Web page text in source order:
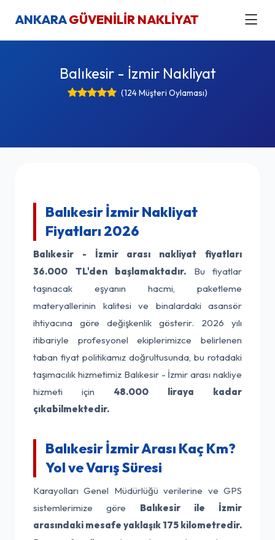
ANKARAGÜVENİLİR NAKLİYAT
Balıkesir - İzmir Nakliyat
(124 Müşteri Oylaması)
Balıkesir İzmir Nakliyat
Fiyatları 2026
Balıkesir - İzmir arası nakliyat fiyatları
36.000 TL'den başlamaktadır. Bu fiyatlar
taşınacak eşyanın hacmi, paketleme
materyallerinin kalitesi ve binalardaki asansör
ihtiyacına göre değişkenlik gösterir. 2026 yılı
itibariyle profesyonel ekiplerimizce belirlenen
taban fiyat politikamız doğrultusunda, bu rotadaki
taşımacılık hizmetimiz Balıkesir - İzmir arası nakliye
hizmeti için 48.000 liraya kadar
çıkabilmektedir.
Balıkesir İzmir Arası Kaç Km?
Yol ve Varış Süresi
Karayolları Genel Müdürlüğü verilerine ve GPS
sistemlerimize göre Balıkesir ile İzmir
arasındaki mesafe yaklaşık 175 kilometredir.